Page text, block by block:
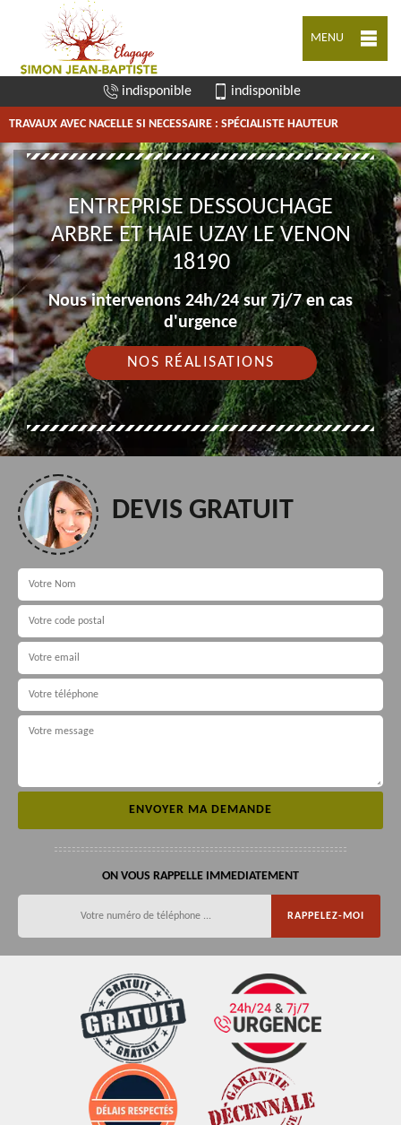
MENU
indisponible indisponible
TRAVAUX AVEC NACELLE SI NECESSAIRE : SPÉCIALISTE HAUTEUR
ENTREPRISE DESSOUCHAGE
ARBRE ET HAIE UZAY LE VENON
18190
Nous intervenons 24h/24 sur 7j/7 en cas
d'urgence
NOS RÉALISATIONS
DEVIS GRATUIT
ON VOUS RAPPELLE IMMEDIATEMENT